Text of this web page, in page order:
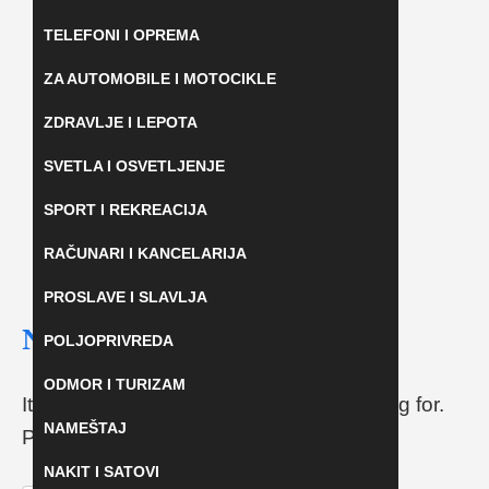
TELEFONI I OPREMA
ZA AUTOMOBILE I MOTOCIKLE
ZDRAVLJE I LEPOTA
SVETLA I OSVETLJENJE
SPORT I REKREACIJA
RAČUNARI I KANCELARIJA
PROSLAVE I SLAVLJA
POLJOPRIVREDA
ODMOR I TURIZAM
NAMEŠTAJ
NAKIT I SATOVI
Nothing Found
It seems we can’t find what you’re looking for.
Perhaps searching can help.